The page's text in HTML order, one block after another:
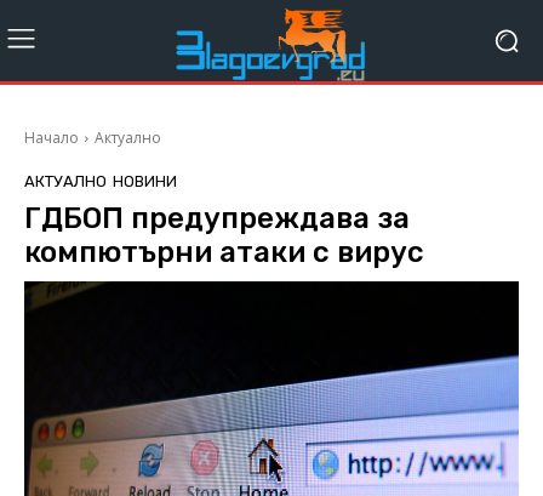
Начало Актуално
АКТУАЛНО НОВИНИ
ГДБОП предупреждава за
компютърни атаки с вирус